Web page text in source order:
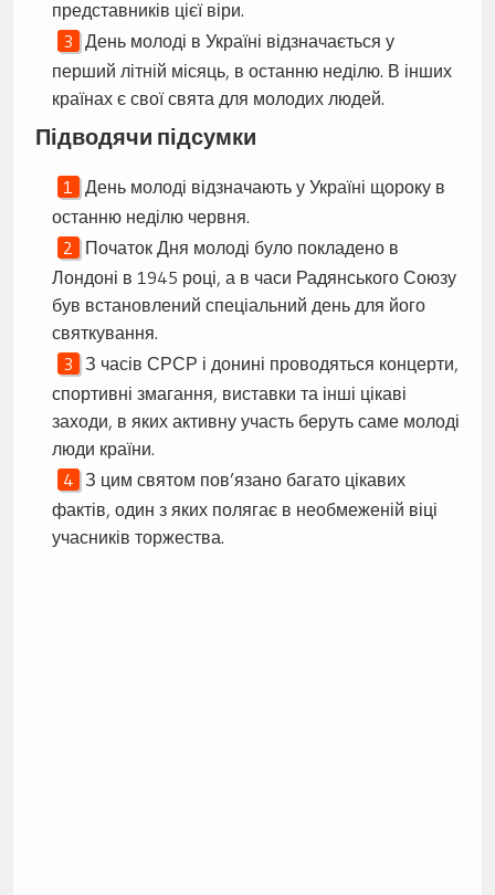
представників цієї віри.
День молоді в Україні відзначається у
перший літній місяць, в останню неділю. В інших
країнах є свої свята для молодих людей.
Підводячи підсумки
День молоді відзначають у Україні щороку в
останню неділю червня.
Початок Дня молоді було покладено в
Лондоні в 1945 році, а в часи Радянського Союзу
був встановлений спеціальний день для його
святкування.
З часів СРСР і донині проводяться концерти,
спортивні змагання, виставки та інші цікаві
заходи, в яких активну участь беруть саме молоді
люди країни.
З цим святом пов’язано багато цікавих
фактів, один з яких полягає в необмеженій віці
учасників торжества.